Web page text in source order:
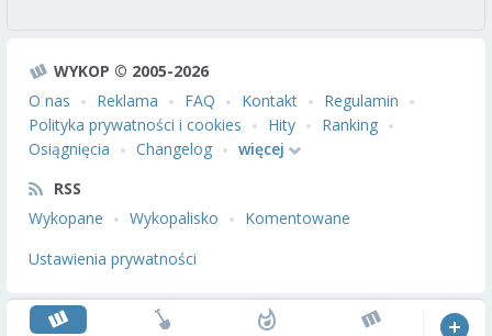
WYKOP © 2005-2026
O nas
Reklama FAQ Kontakt
Regulamin
Polityka prywatności i cookies
Hity
Ranking
Osiągnięcia
Changelog
więcej
RSS
Wykopane
Wykopalisko
Komentowane
Ustawienia prywatności